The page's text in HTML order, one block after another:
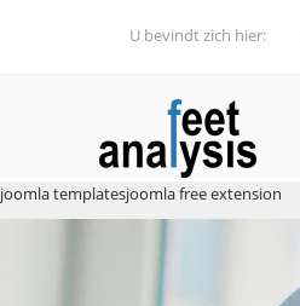
U bevindt zich hier:
joomla templatesjoomla free extension